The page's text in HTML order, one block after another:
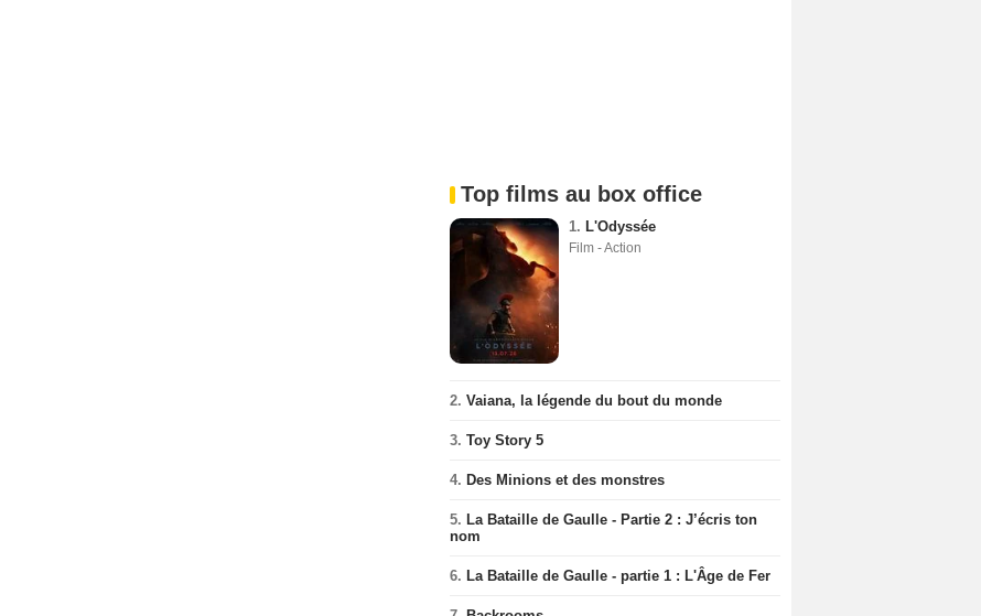
Top films au box office
1. L'Odyssée
Film - Action
2. Vaiana, la légende du bout du monde
3. Toy Story 5
4. Des Minions et des monstres
5. La Bataille de Gaulle - Partie 2 : J’écris ton
nom
6. La Bataille de Gaulle - partie 1 : L'Âge de Fer